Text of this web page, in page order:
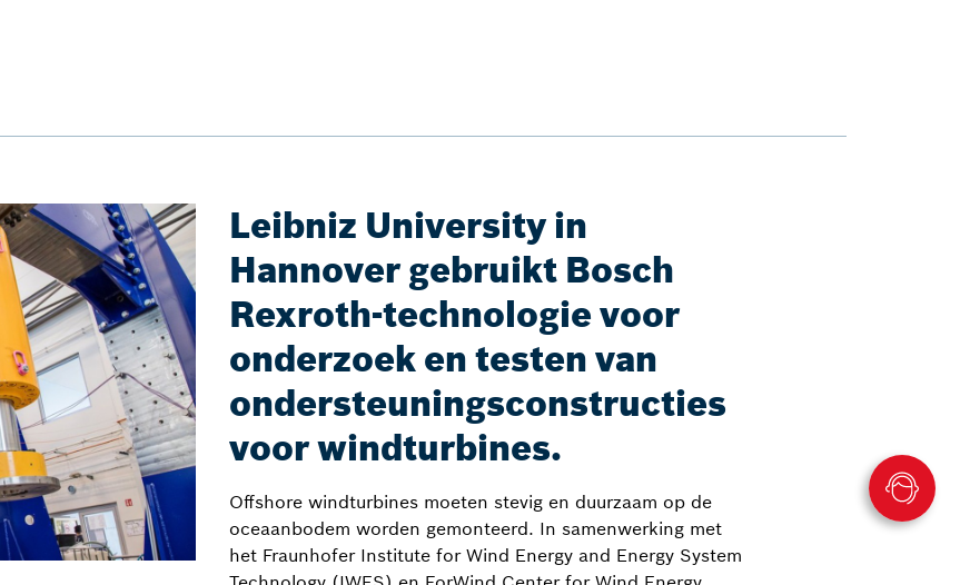
Leibniz University in
Hannover gebruikt Bosch
Rexroth-technologie voor
onderzoek en testen van
ondersteuningsconstructies
voor windturbines.
Offshore windturbines moeten stevig en duurzaam op de
oceaanbodem worden gemonteerd. In samenwerking met
het Fraunhofer Institute for Wind Energy and Energy System